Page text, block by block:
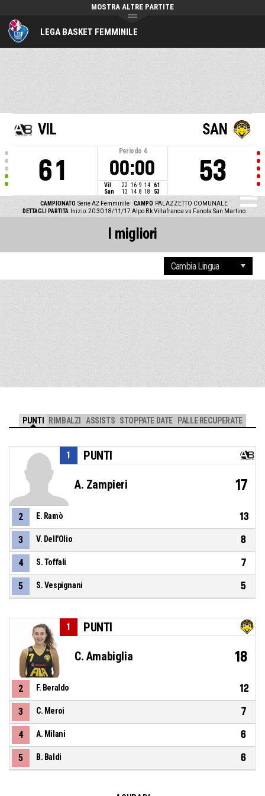
LEGA BASKET FEMMINILE
MOSTRA ALTRE PARTITE
VIL
61
Periodo 4
00:00
Vil 22 16 9 14 61
San
13 14 8 18 53
SAN
53
CAMPIONATO Serie A2 Femminile CAMPO PALAZZETTO COMUNALE
DETTAGLI PARTITA
Inizio: 20:30 18/11/17 Alpo Bk Villafranca vs Fanola San Martino
I migliori
PUNTI RIMBALZI ASSISTS STOPPATE DATE PALLE RECUPERATE
PUNTI
1
A. Zampieri 17
2 E. Ramò 13
3 V. Dell'Olio 8
4 S. Toffali 7
5 S. Vespignani 5
PUNTI
1
C. Amabiglia 18
2 F. Beraldo 12
3 C. Meroi 7
4 A. Milani 6
5 B. Baldi 6